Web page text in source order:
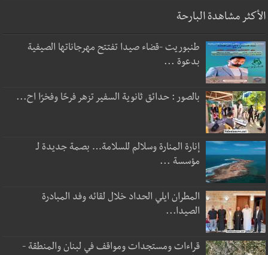
الأكثر مشاهدة البارحة
طنبوريت -قضاء صيدا تفتتح مهرجاناتها الصيفية
بدعوة ...
بالصور : حدائق ثانوية السفير تزهر فرحًا وفخرًا اح...
إنارة المنارة وسلالم للسلامة… بصمة جديدة لـ
مؤسسة ...
المطران ايلي الحداد خلال لقائه وفد المبادرة
الصيدا...
قراءات ومستجدات ومواقف في لبنان والمنطقة -